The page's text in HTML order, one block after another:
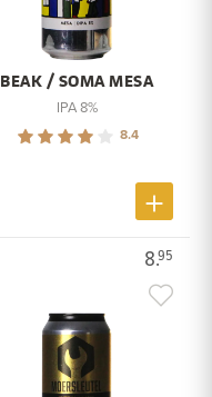
BEAK / SOMA MESA
IPA 8%
8.4
8.95